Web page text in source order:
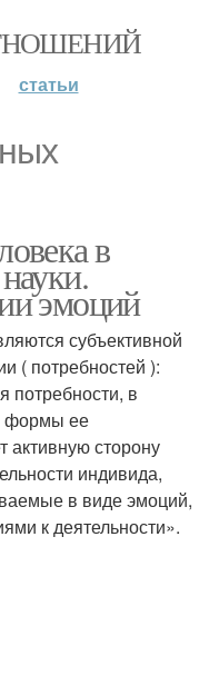
статьи
в
эмоций
субъективной
( потребностей ):
потребности, в
формы ее
сторону
индивида,
в виде эмоций,
к деятельности».